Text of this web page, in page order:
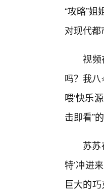
“攻略”
对现代都
视
吗？我八
喂‘快乐
击即看”
苏
特’冲进
巨大的